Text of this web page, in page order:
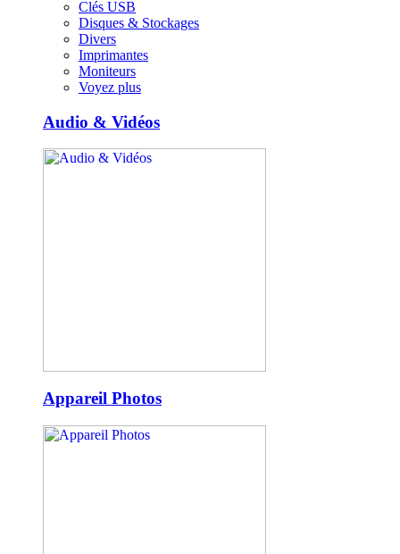
Clés USB
Disques & Stockages
Divers
Imprimantes
Moniteurs
Voyez plus
Audio & Vidéos
Appareil Photos